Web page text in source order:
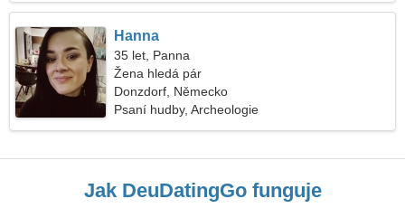
Hanna
35 let, Panna
Žena hledá pár
Donzdorf, Německo
Psaní hudby, Archeologie
Jak DeuDatingGo funguje